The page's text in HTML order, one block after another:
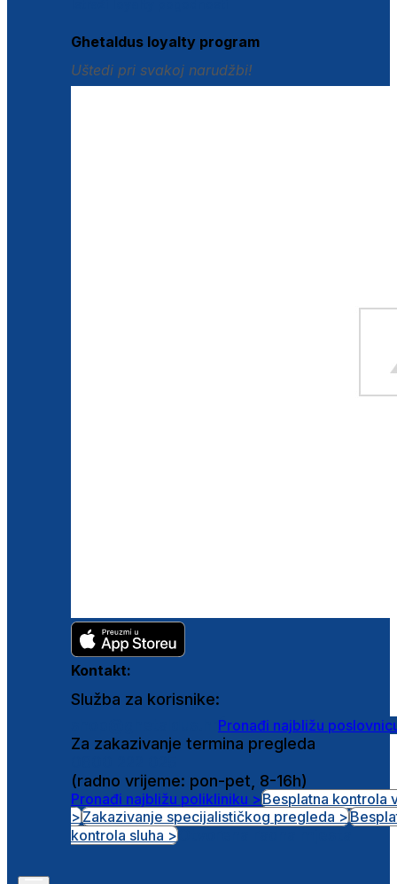
Ghetaldus loyalty program
Uštedi pri svakoj narudžbi!
Kontakt:
Služba za korisnike:
Pronađi najbližu
Za zakazivanje termina pregleda
(radno vrijeme: pon-pet, 8-16h)
Pronađi najbližu polikliniku >Besplatna kontrola
>Zakazivanje specijalističkog pregleda >
kontrola sluha >